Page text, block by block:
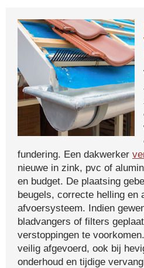
fundering. Een dakwerker
nieuwe in zink, pvc of
en budget. De plaatsing
beugels, correcte helling en
afvoersysteem. Indien
bladvangers of filters
verstoppingen te
veilig afgevoerd, ook bij
onderhoud en tijdige